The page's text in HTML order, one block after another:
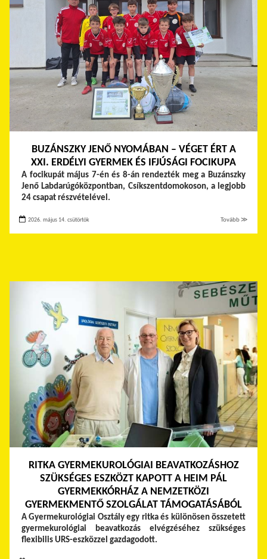
BUZÁNSZKY JENŐ NYOMÁBAN – VÉGET ÉRT A
XXI. ERDÉLYI GYERMEK ÉS IFJÚSÁGI FOCIKUPA
A focikupát május 7-én és 8-án rendezték meg a Buzánszky
Jenő Labdarúgóközpontban, Csíkszentdomokoson, a legjobb
24 csapat részvételével.
2026. május 14. csütörtök Tovább ≫
RITKA GYERMEKUROLÓGIAI BEAVATKOZÁSHOZ
SZÜKSÉGES ESZKÖZT KAPOTT A HEIM PÁL
GYERMEKKÓRHÁZ A NEMZETKÖZI
GYERMEKMENTŐ SZOLGÁLAT TÁMOGATÁSÁBÓL
A Gyermekurológiai Osztály egy ritka és különösen összetett
gyermekurológiai beavatkozás elvégzéséhez szükséges
flexibilis URS-eszközzel gazdagodott.